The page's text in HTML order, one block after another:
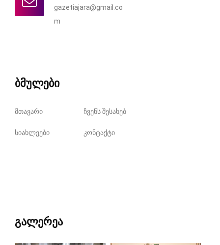
gazetiajara@gmail.co
m
ბმულები
მთავარი ჩვენს შესახებ
სიახლეები კონტაქტი
გალერეა